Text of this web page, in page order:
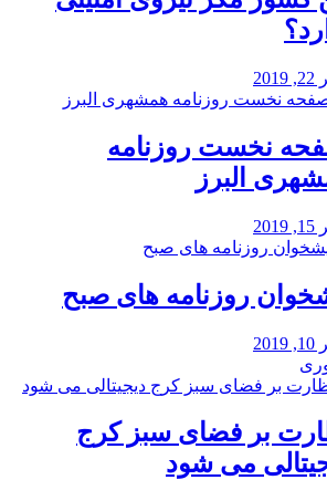
نخست روزنامه‌
البرز
روزنامه های صبح
بر فضای سبز کرج
می شود